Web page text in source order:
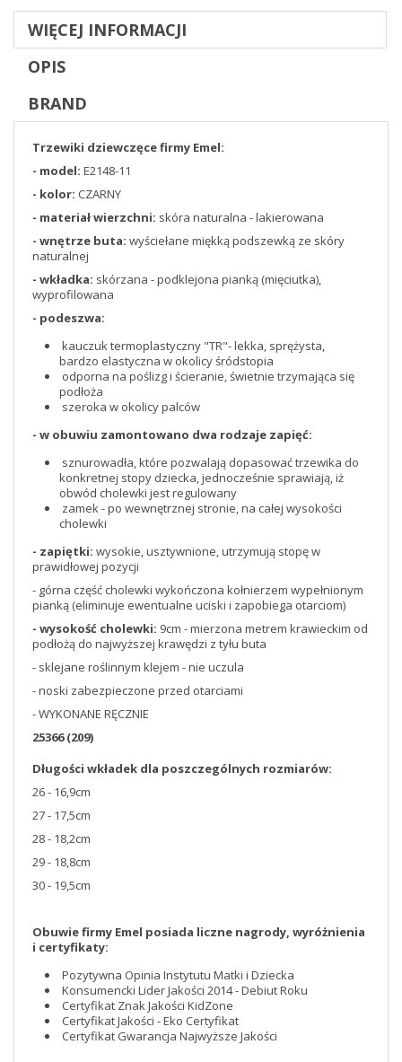
WIĘCEJ INFORMACJI
OPIS
BRAND
Trzewiki dziewczęce firmy Emel:
- model: E2148-11
- kolor: CZARNY
- materiał wierzchni: skóra naturalna - lakierowana
- wnętrze buta: wyściełane miękką podszewką ze skóry
naturalnej
- wkładka: skórzana - podklejona pianką (mięciutka),
wyprofilowana
- podeszwa:
kauczuk termoplastyczny "TR"- lekka, sprężysta,
bardzo elastyczna w okolicy śródstopia
odporna na poślizg i ścieranie, świetnie trzymająca się
podłoża
szeroka w okolicy palców
- w obuwiu zamontowano dwa rodzaje zapięć:
sznurowadła, które pozwalają dopasować trzewika do
konkretnej stopy dziecka, jednocześnie sprawiają, iż
obwód cholewki jest regulowany
zamek - po wewnętrznej stronie, na całej wysokości
cholewki
- zapiętki: wysokie, usztywnione, utrzymują stopę w
prawidłowej pozycji
- górna część cholewki wykończona kołnierzem wypełnionym
pianką (eliminuje ewentualne uciski i zapobiega otarciom)
- wysokość cholewki: 9cm - mierzona metrem krawieckim od
podłożą do najwyższej krawędzi z tyłu buta
- sklejane roślinnym klejem - nie uczula
- noski zabezpieczone przed otarciami
- WYKONANE RĘCZNIE
25366 (209)
Długości wkładek dla poszczególnych rozmiarów:
26 - 16,9cm
27 - 17,5cm
28 - 18,2cm
29 - 18,8cm
30 - 19,5cm
Obuwie firmy Emel posiada liczne nagrody, wyróżnienia
i certyfikaty:
Pozytywna Opinia Instytutu Matki i Dziecka
Konsumencki Lider Jakości 2014 - Debiut Roku
Certyfikat Znak Jakości KidZone
Certyfikat Jakości - Eko Certyfikat
Certyfikat Gwarancja Najwyższe Jakości